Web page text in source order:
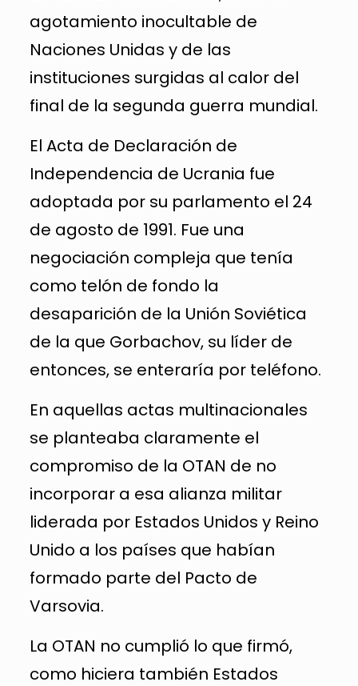
agotamiento inocultable de
Naciones Unidas y de las
instituciones surgidas al calor del
final de la segunda guerra mundial.
El Acta de Declaración de
Independencia de Ucrania fue
adoptada por su parlamento el 24
de agosto de 1991. Fue una
negociación compleja que tenía
como telón de fondo la
desaparición de la Unión Soviética
de la que Gorbachov, su líder de
entonces, se enteraría por teléfono.
En aquellas actas multinacionales
se planteaba claramente el
compromiso de la OTAN de no
incorporar a esa alianza militar
liderada por Estados Unidos y Reino
Unido a los países que habían
formado parte del Pacto de
Varsovia.
La OTAN no cumplió lo que firmó,
como hiciera también Estados